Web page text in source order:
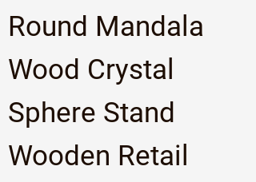
Round Mandala
Wood Crystal
Sphere Stand
Wooden Retail